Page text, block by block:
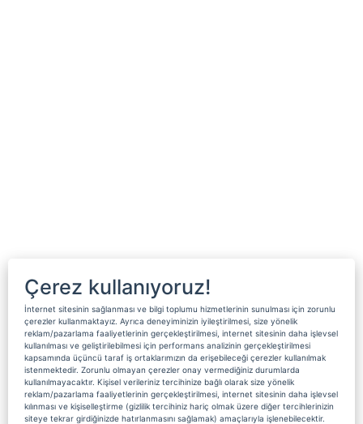
Çerez kullanıyoruz!
İnternet sitesinin sağlanması ve bilgi toplumu hizmetlerinin sunulması için zorunlu
çerezler kullanmaktayız. Ayrıca deneyiminizin iyileştirilmesi, size yönelik
reklam/pazarlama faaliyetlerinin gerçekleştirilmesi, internet sitesinin daha işlevsel
kullanılması ve geliştirilebilmesi için performans analizinin gerçekleştirilmesi
kapsamında üçüncü taraf iş ortaklarımızın da erişebileceği çerezler kullanılmak
istenmektedir. Zorunlu olmayan çerezler onay vermediğiniz durumlarda
kullanılmayacaktır. Kişisel verileriniz tercihinize bağlı olarak size yönelik
reklam/pazarlama faaliyetlerinin gerçekleştirilmesi, internet sitesinin daha işlevsel
kılınması ve kişiselleştirme (gizlilik tercihiniz hariç olmak üzere diğer tercihlerinizin
siteye tekrar girdiğinizde hatırlanmasını sağlamak) amaçlarıyla işlenebilecektir.